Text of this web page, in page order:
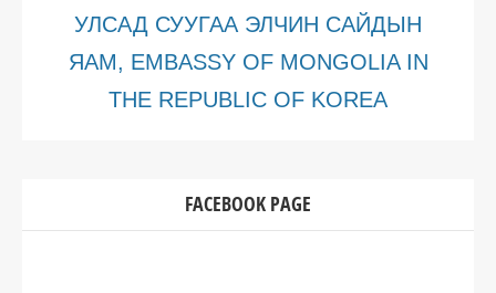
УЛСАД СУУГАА ЭЛЧИН САЙДЫН
ЯАМ, EMBASSY OF MONGOLIA IN
THE REPUBLIC OF KOREA
FACEBOOK PAGE